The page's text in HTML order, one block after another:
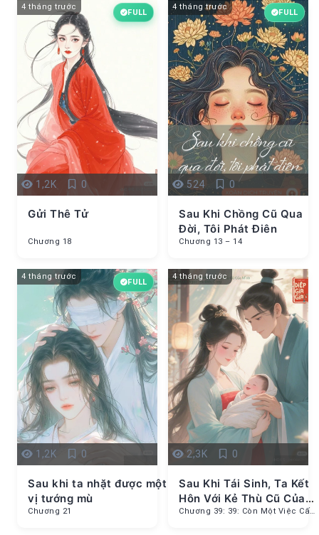
4 tháng trước
1,2K 0
FULL
Gửi Thê Tử
Chương 18
4 tháng trước
524 0
FULL
Sau Khi Chồng Cũ Qua
Đời, Tôi Phát Điên
Chương 13 – 14
4 tháng trước
1,2K 0
FULL
Sau khi ta nhặt được một
vị tướng mù
Chương 21
4 tháng trước
2,3K 0
Sau Khi Tái Sinh, Ta Kết
Hôn Với Kẻ Thù Cũ Của
Mình
Chương 39: 39: Còn Một Việc Cấp Bách Nữa Phải Làm 8